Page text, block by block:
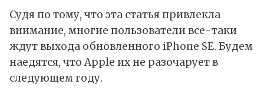
Судя по тому, что эта статья привлекла
внимание, многие пользователи все-таки
ждут выхода обновленного iPhone SE. Будем
наедятся, что Apple их не разочарует в
следующем году.